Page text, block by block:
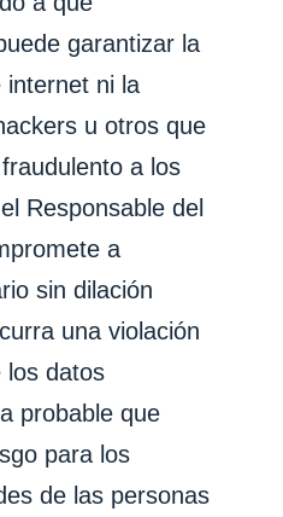
garantizar la
internet ni la
u otros que
a los
Responsable del
a
sin dilación
una violación
los datos
probable que
para los
de las personas